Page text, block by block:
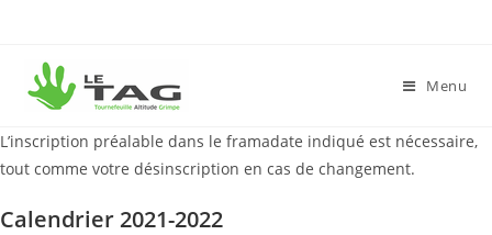
Menu
L’inscription préalable dans le framadate indiqué est nécessaire,
tout comme votre désinscription en cas de changement.
Calendrier 2021-2022